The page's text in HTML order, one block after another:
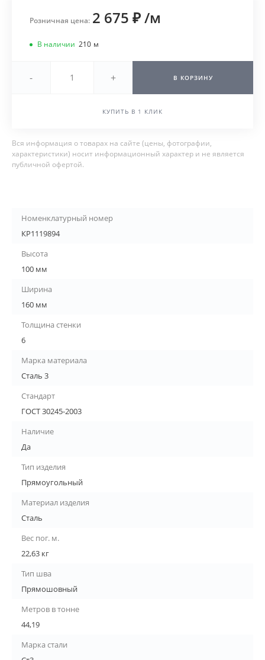
Розничная цена: 2 675 ₽/м
В наличии 210 м
- + В КОРЗИНУ
КУПИТЬ В 1 КЛИК
Вся информация о товарах на сайте (цены, фотографии,
характеристики) носит информационный характер и не является
публичной офертой.
Номенклатурный номер
КР1119894
Высота
100 мм
Ширина
160 мм
Толщина стенки
6
Марка материала
Сталь 3
Стандарт
ГОСТ 30245-2003
Наличие
Да
Тип изделия
Прямоугольный
Материал изделия
Сталь
Вес пог. м.
22,63 кг
Тип шва
Прямошовный
Метров в тонне
44,19
Марка стали